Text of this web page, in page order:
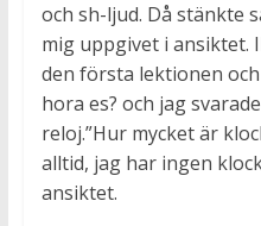
och sh-ljud. Då stänkte
mig uppgivet i ansiktet.
den första lektionen
hora es? och jag
reloj.”Hur mycket är
alltid, jag har ingen
ansiktet.